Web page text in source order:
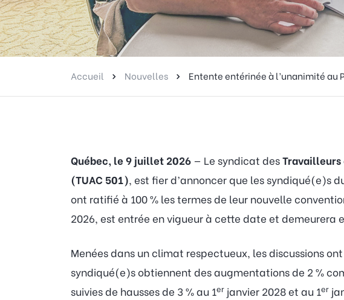
Accueil Nouvelles Entente entérinée à l’unanimité au
Québec, le 9 juillet 2026 — Le syndicat des
(TUAC 501), est fier d’annoncer que les syndiqué(e)s
ont ratifié à 100 % les termes de leur nouvelle
2026, est entrée en vigueur à cette date et demeurera
Menées dans un climat respectueux, les discussions
syndiqué(e)s obtiennent des augmentations de 2 %
suivies de hausses de 3 % au 1er janvier 2028 et au 1er